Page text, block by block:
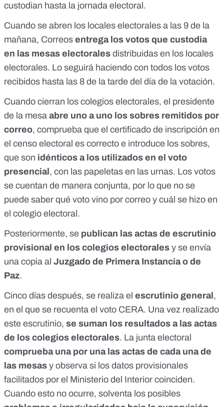
custodian hasta la jornada electoral.
Cuando se abren los locales electorales a las 9 de la
mañana, Correos entrega los votos que custodia
en las mesas electorales distribuidas en los locales
electorales. Lo seguirá haciendo con todos los votos
recibidos hasta las 8 de la tarde del día de la votación.
Cuando cierran los colegios electorales, el presidente
de la mesa abre uno a uno los sobres remitidos por
correo, comprueba que el certificado de inscripción en
el censo electoral es correcto e introduce los sobres,
que son idénticos a los utilizados en el voto
presencial , con las papeletas en las urnas. Los votos
se cuentan de manera conjunta, por lo que no se
puede saber qué voto vino por correo y cuál se hizo en
el colegio electoral.
Posteriormente, se publican las actas de escrutinio
provisional en los colegios electorales y se envía
una copia al Juzgado de Primera Instancia o de
Paz.
Cinco días después, se realiza el escrutinio general ,
en el que se recuenta el voto CERA. Una vez realizado
este escrutinio, se suman los resultados a las actas
de los colegios electorales. La junta electoral
comprueba una por una las actas de cada una de
las mesas y observa si los datos provisionales
facilitados por el Ministerio del Interior coinciden.
Cuando esto no ocurre, solventa los posibles